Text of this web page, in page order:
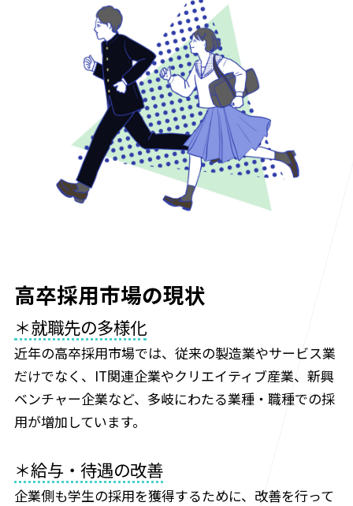
高卒採用市場の現状
＊就職先の多様化
近年の高卒採用市場では、従来の製造業やサービス業
だけでなく、IT関連企業やクリエイティブ産業、新興
ベンチャー企業など、多岐にわたる業種・職種での採
用が増加しています。
＊給与・待遇の改善
企業側も学生の採用を獲得するために、改善を行って